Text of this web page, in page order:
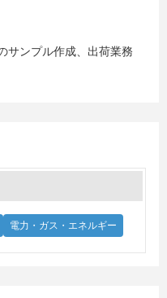
サンプル作成、出荷業務
電力・ガス・エネルギー